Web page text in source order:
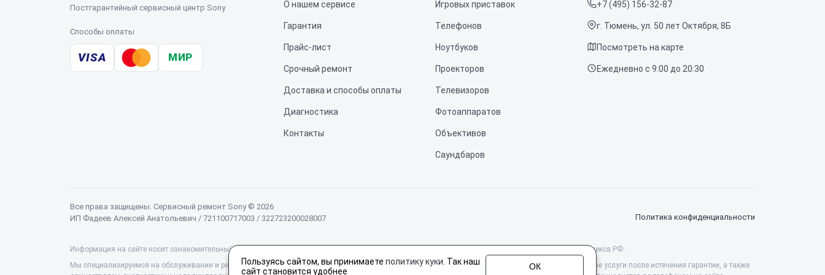
Постгарантийный сервисный центр Sony
Способы оплаты
VISA МИР
О нашем сервисе
Гарантия
Прайс-лист
Срочный ремонт
Доставка и способы оплаты
Диагностика
Контакты
Игровых приставок
Телефонов
Ноутбуков
Проекторов
Телевизоров
Фотоаппаратов
Объективов
Саундбаров
Аудиосистем
+7 (495) 156-32-87
г. Тюмень, ул. 50 лет Октября, 8Б
Посмотреть на карте
Ежедневно с 9:00 до 20:30
Все права защищены. Сервисный ремонт Sony © 2026
ИП Фадеев Алексей Анатольевич / 721100717003 / 322723200028007
Политика конфиденциальности
Информация на сайте носит ознакомительный характер и не является публичной офертой, определяемой положениями статьи 437 Гражданского кодекса РФ.
Мы специализируемся на обслуживании и ремонте техники Sony, но не являемся их официальным представителем. Предоставляем профессиональные услуги после истечения гарантии, а также
Пользуясь сайтом, вы принимаете политику куки . Так наш
сайт становится удобнее
ОК